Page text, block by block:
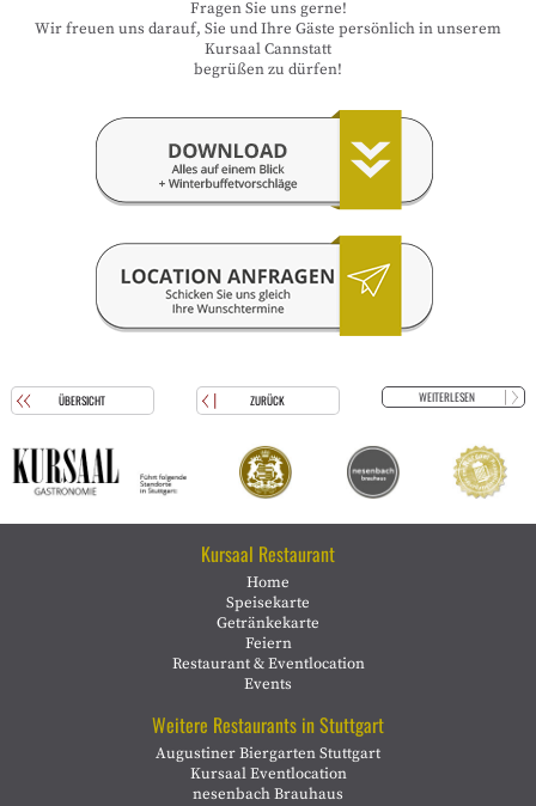
Fragen Sie uns gerne!
Wir freuen uns darauf, Sie und Ihre Gäste persönlich in unserem
Kursaal Cannstatt
begrüßen zu dürfen!
ÜBERSICHT ZURÜCK WEITERLESEN
Kursaal Restaurant
Home
Speisekarte
Getränkekarte
Feiern
Restaurant & Eventlocation
Events
Weitere Restaurants in Stuttgart
Augustiner Biergarten Stuttgart
Kursaal Eventlocation
nesenbach Brauhaus